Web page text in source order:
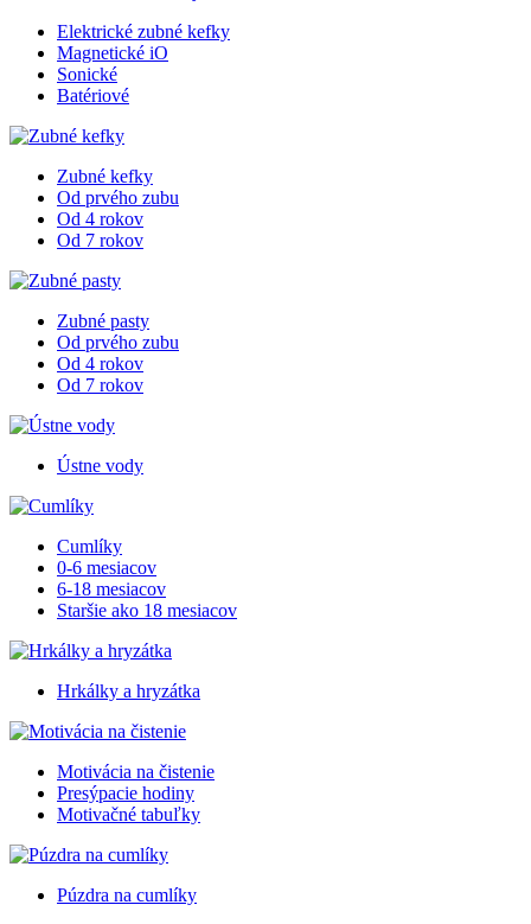
Elektrické zubné kefky
Magnetické iO
Sonické
Batériové
Zubné kefky
Od prvého zubu
Od 4 rokov
Od 7 rokov
Zubné pasty
Od prvého zubu
Od 4 rokov
Od 7 rokov
Ústne vody
Cumlíky
0-6 mesiacov
6-18 mesiacov
Staršie ako 18 mesiacov
Hrkálky a hryzátka
Motivácia na čistenie
Presýpacie hodiny
Motivačné tabuľky
Púzdra na cumlíky